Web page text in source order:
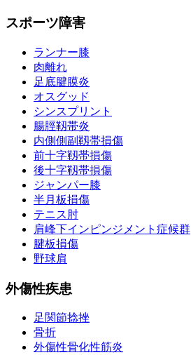
スポーツ障害
ランナー膝
肉離れ
足底腱膜炎
オスグッド
シンスプリント
腸脛靱帯炎
内側側副靱帯損傷
前十字靱帯損傷
後十字靱帯損傷
ジャンパー膝
半月板損傷
テニス肘
肩峰下インピンジメント症候群
腱板損傷
野球肩
外傷性疾患
足関節捻挫
骨折
外傷性骨化性筋炎